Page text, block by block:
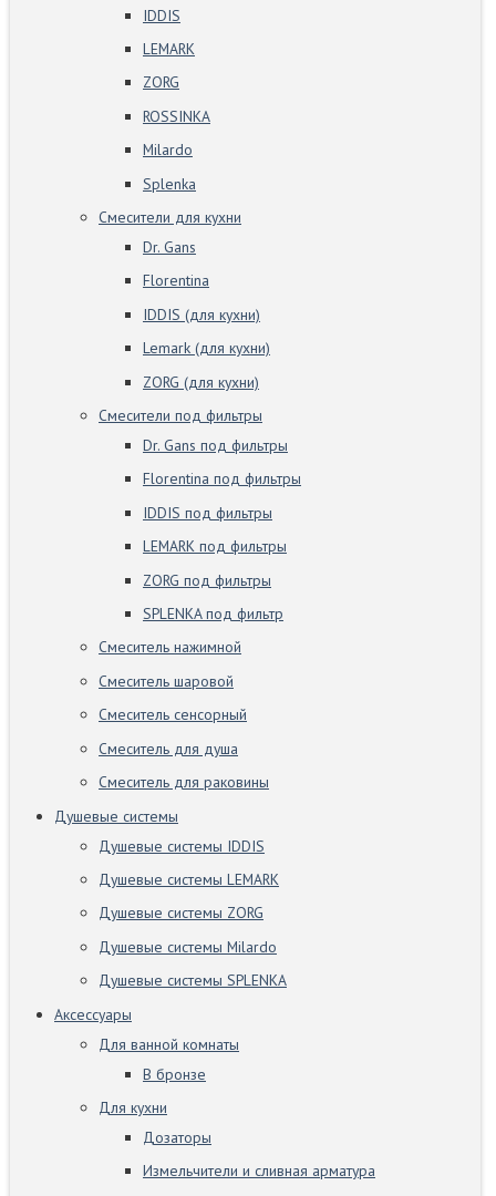
IDDIS
LEMARK
ZORG
ROSSINKA
Milardo
Splenka
Смесители для кухни
Dr. Gans
Florentina
IDDIS (для кухни)
Lemark (для кухни)
ZORG (для кухни)
Смесители под фильтры
Dr. Gans под фильтры
Florentina под фильтры
IDDIS под фильтры
LEMARK под фильтры
ZORG под фильтры
SPLENKA под фильтр
Смеситель нажимной
Смеситель шаровой
Смеситель сенсорный
Смеситель для душа
Смеситель для раковины
Душевые системы
Душевые системы IDDIS
Душевые системы LEMARK
Душевые системы ZORG
Душевые системы Milardo
Душевые системы SPLENKA
Аксессуары
Для ванной комнаты
В бронзе
Для кухни
Дозаторы
Измельчители и сливная арматура